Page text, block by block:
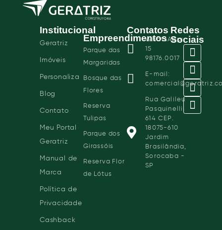
Institucional
Geratriz
Imóveis
Personaliza
Blog
Contato
Meu Portal
Geratriz
Manual de
Marca
Política de
Privacidade
Cashback
Empreendimentos
Parque das
Margaridas
Bosque das
Flores
Reserva
Tulipas
Parque dos
Girassóis
Reserva Flor
de Lótus
Contatos
WhatsApp:
15
98176.0017
E-mail:
Rua Galileu
Pasquinelli,
614 CEP.
18075-610
Jardim
Brasilândia,
Sorocaba -
SP
Redes
Sociais